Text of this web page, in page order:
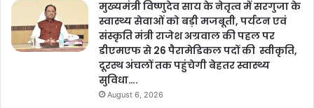
मुख्यमंत्री विष्णुदेव साय के नेतृत्व में सरगुजा के
स्वास्थ्य सेवाओं को बड़ी मजबूती, पर्यटन एवं
संस्कृति मंत्री राजेश अग्रवाल की पहल पर
डीएमएफ से 26 पैरामेडिकल पदों की स्वीकृति,
दूरस्थ अंचलों तक पहुंचेगी बेहतर स्वास्थ्य
सुविधा….
August 6, 2026